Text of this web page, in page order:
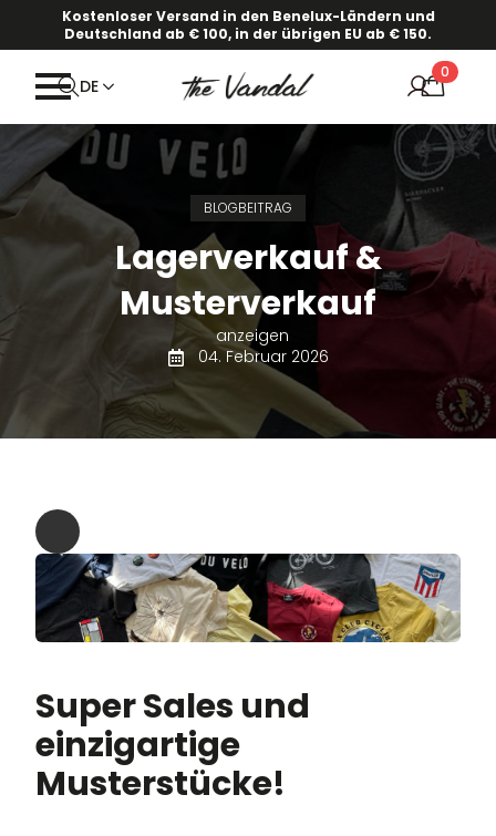
Kostenloser Versand in den Benelux-Ländern und
Deutschland ab € 100, in der übrigen EU ab € 150.
DE
0
BLOGBEITRAG
Lagerverkauf &
Musterverkauf
anzeigen
04. Februar 2026
Super Sales und
einzigartige
Musterstücke!